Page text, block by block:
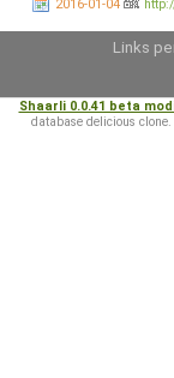
2016-01-04
Links
Shaarli 0.0.41 beta
database delicious clone.